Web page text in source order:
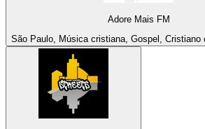
Adore Mais FM
São Paulo, Música cristiana, Gospel, Cristiano